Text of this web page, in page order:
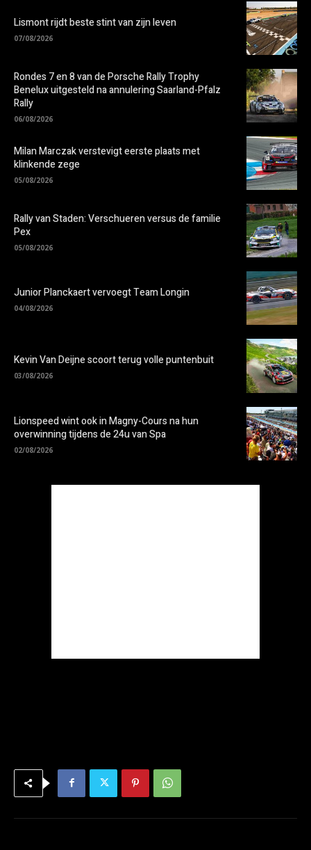
Lismont rijdt beste stint van zijn leven
07/08/2026
Rondes 7 en 8 van de Porsche Rally Trophy
Benelux uitgesteld na annulering Saarland-Pfalz
Rally
06/08/2026
Milan Marczak verstevigt eerste plaats met
klinkende zege
05/08/2026
Rally van Staden: Verschueren versus de familie
Pex
05/08/2026
Junior Planckaert vervoegt Team Longin
04/08/2026
Kevin Van Deijne scoort terug volle puntenbuit
03/08/2026
Lionspeed wint ook in Magny-Cours na hun
overwinning tijdens de 24u van Spa
02/08/2026